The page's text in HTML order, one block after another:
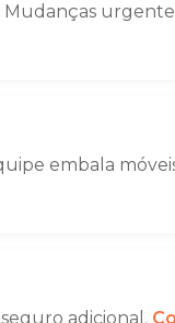
embala
adicional.